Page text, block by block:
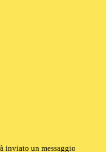
inviato un messaggio